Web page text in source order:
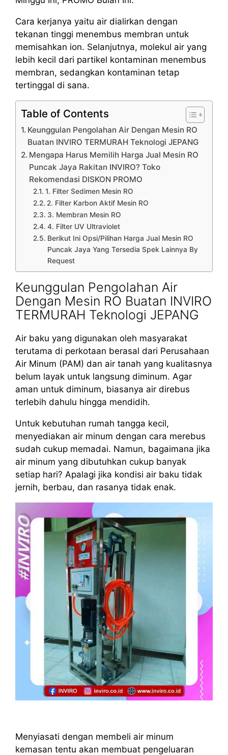
Cara kerjanya yaitu air dialirkan dengan
tekanan tinggi menembus membran untuk
memisahkan ion. Selanjutnya, molekul air yang
lebih kecil dari partikel kontaminan menembus
membran, sedangkan kontaminan tetap
tertinggal di sana.
Table of Contents
Keunggulan Pengolahan Air Dengan Mesin RO
Buatan INVIRO TERMURAH Teknologi JEPANG
Mengapa Harus Memilih Harga Jual Mesin RO
Puncak Jaya Rakitan INVIRO? Toko
Rekomendasi DISKON PROMO
1. Filter Sedimen Mesin RO
2. Filter Karbon Aktif Mesin RO
3. Membran Mesin RO
4. Filter UV Ultraviolet
Berikut Ini Opsi/Pilihan Harga Jual Mesin RO
Puncak Jaya Yang Tersedia Spek Lainnya By
Request
Keunggulan Pengolahan Air
Dengan Mesin RO Buatan INVIRO
TERMURAH Teknologi JEPANG
Air baku yang digunakan oleh masyarakat
terutama di perkotaan berasal dari Perusahaan
Air Minum (PAM) dan air tanah yang kualitasnya
belum layak untuk langsung diminum. Agar
aman untuk diminum, biasanya air direbus
terlebih dahulu hingga mendidih.
Untuk kebutuhan rumah tangga kecil,
menyediakan air minum dengan cara merebus
sudah cukup memadai. Namun, bagaimana jika
air minum yang dibutuhkan cukup banyak
setiap hari? Apalagi jika kondisi air baku tidak
jernih, berbau, dan rasanya tidak enak.
Menyiasati dengan membeli air minum
kemasan tentu akan membuat pengeluaran